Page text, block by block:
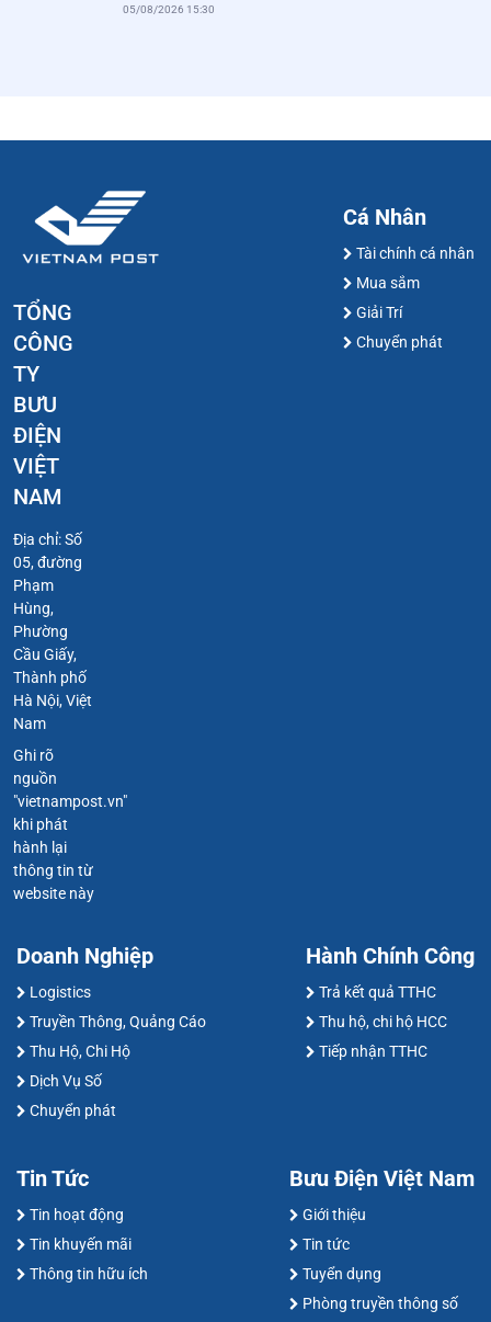
05/08/2026 15:30
TỔNG
CÔNG
TY
BƯU
ĐIỆN
VIỆT
NAM
Địa chỉ: Số
05, đường
Phạm
Hùng,
Phường
Cầu Giấy,
Thành phố
Hà Nội, Việt
Nam
Ghi rõ
nguồn
"vietnampost.vn"
khi phát
hành lại
thông tin từ
website này
Cá Nhân
Tài chính cá nhân
Mua sắm
Giải Trí
Chuyển phát
Doanh Nghiệp
Logistics
Truyền Thông, Quảng Cáo
Thu Hộ, Chi Hộ
Dịch Vụ Số
Chuyển phát
Hành Chính Công
Trả kết quả TTHC
Thu hộ, chi hộ HCC
Tiếp nhận TTHC
Tin Tức
Tin hoạt động
Tin khuyến mãi
Thông tin hữu ích
Bưu Điện Việt Nam
Giới thiệu
Tin tức
Tuyển dụng
Phòng truyền thông số